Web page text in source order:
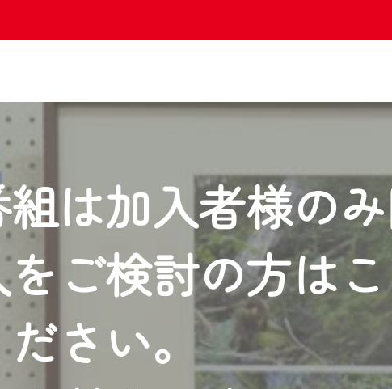
組は加入者様の
をご検討の方は
ださい。
ス『CCNet Web TV』は2024年9月24日からリニューアルし
より、お住まいの地域の動画コンテンツが一目瞭然。
ＰＣブラウザから、いつでも・どこでも・外出先でも！
エリア20市町の地域情報番組をご視聴いただけます！
からはご加入者様へのサービス向上のため、